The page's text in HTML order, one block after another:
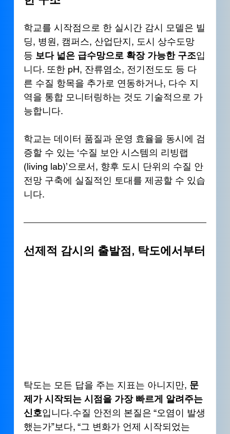
학교를 시작점으로 한 실시간 감시 모델은 빌
딩, 병원, 캠퍼스, 산업단지, 도시 상수도망
등 보다 넓은 급수망으로 확장 가능한 구조입
니다. 또한 pH, 잔류염소, 전기전도도 등 다
른 수질 항목을 추가로 연동하거나, 다수 지
역을 통합 모니터링하는 것도 기술적으로 가
능합니다.
학교는 데이터 품질과 운영 효율을 동시에 검
증할 수 있는 ‘수질 보안 시스템의 리빙랩
(living lab)’으로서, 향후 도시 단위의 수질 안
전망 구축에 실질적인 토대를 제공할 수 있습
니다.
선제적 감시의 출발점, 탁도에서부터
탁도는 모든 답을 주는 지표는 아니지만, 문
제가 시작되는 시점을 가장 빠르게 알려주는
신호입니다.수질 안전의 본질은 “오염이 발생
했는가”보다, “그 변화가 언제 시작되었는